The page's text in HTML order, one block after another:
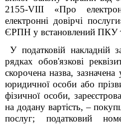
2155-VIII «Про
електронні довірчі
ЄРПН у встановлений ПКУ
У податковій накладній
рядках обов'язкові
скорочена назва,
юридичної особи або
фізичної особи,
на додану вартість, –
послуг; податковий